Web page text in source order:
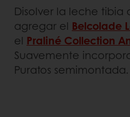
Disolver la leche tibia
agregar el Belcolade
el Praliné Collection
Suavemente
Puratos semimontada.